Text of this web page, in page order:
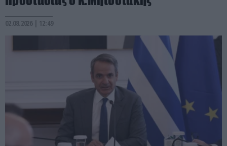
02.08.2026 | 12:49